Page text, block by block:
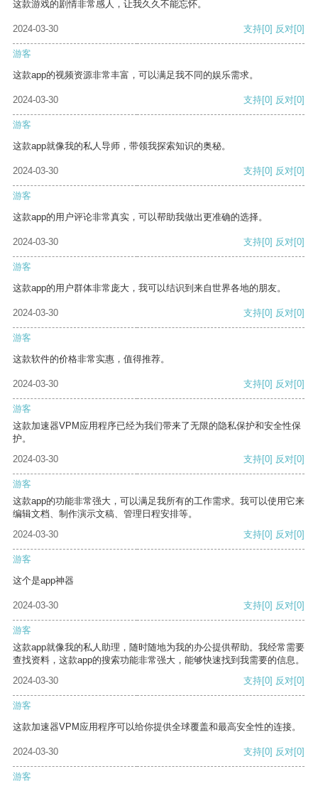
这款游戏的剧情非常感人，让我久久不能忘怀。
2024-03-30 支持[0] 反对[0]
游客
这款app的视频资源非常丰富，可以满足我不同的娱乐需求。
2024-03-30 支持[0] 反对[0]
游客
这款app就像我的私人导师，带领我探索知识的奥秘。
2024-03-30 支持[0] 反对[0]
游客
这款app的用户评论非常真实，可以帮助我做出更准确的选择。
2024-03-30 支持[0] 反对[0]
游客
这款app的用户群体非常庞大，我可以结识到来自世界各地的朋友。
2024-03-30 支持[0] 反对[0]
游客
这款软件的价格非常实惠，值得推荐。
2024-03-30 支持[0] 反对[0]
游客
这款加速器VPM应用程序已经为我们带来了无限的隐私保护和安全性保
护。
2024-03-30
支持[0] 反对[0]
游客
这款app的功能非常强大，可以满足我所有的工作需求。我可以使用它来
编辑文档、制作演示文稿、管理日程安排等。
2024-03-30
支持[0] 反对[0]
游客
这个是app神器
2024-03-30 支持[0] 反对[0]
游客
这款app就像我的私人助理，随时随地为我的办公提供帮助。我经常需要
查找资料，这款app的搜索功能非常强大，能够快速找到我需要的信息。
2024-03-30
支持[0] 反对[0]
游客
这款加速器VPM应用程序可以给你提供全球覆盖和最高安全性的连接。
2024-03-30 支持[0] 反对[0]
游客